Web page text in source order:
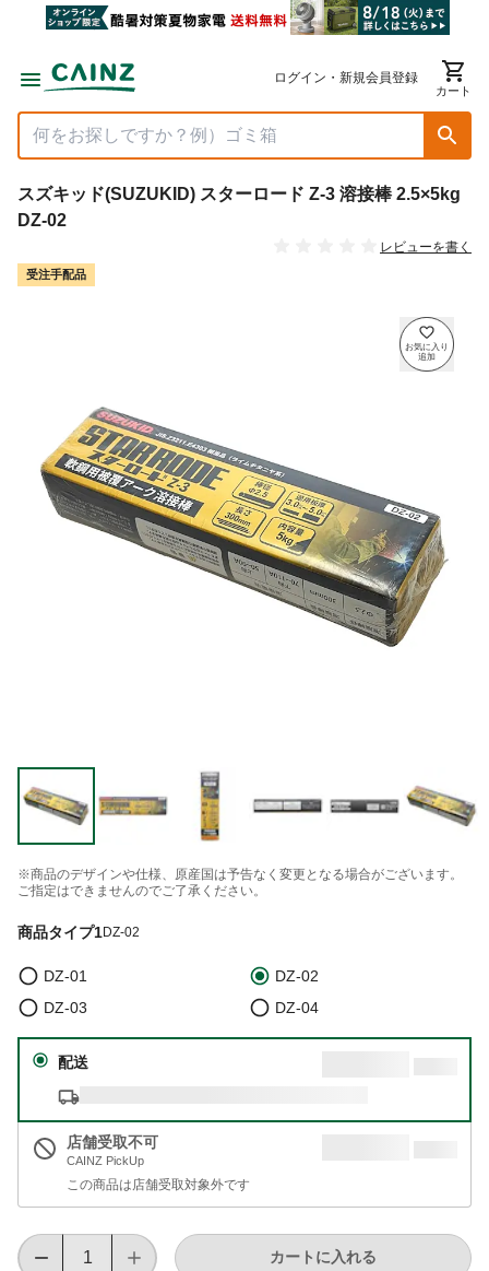
ログイン・新規会員登録
カート
スズキッド(SUZUKID) スターロード Z-3 溶接棒 2.5×5kg
DZ-02
レビューを書く
受注手配品
※商品のデザインや仕様、原産国は予告なく変更となる場合がございます。
ご指定はできませんのでご了承ください。
商品タイプ1DZ-02
DZ-01
DZ-02
DZ-03
DZ-04
配送
店舗受取不可
CAINZ PickUp
この商品は店舗受取対象外です
カートに入れる